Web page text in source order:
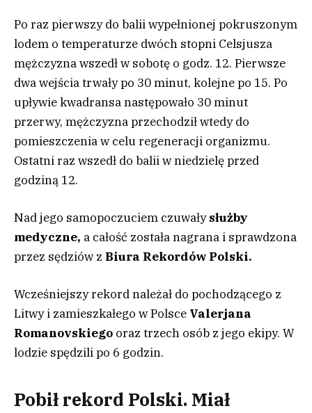
Po raz pierwszy do balii wypełnionej pokruszonym
lodem o temperaturze dwóch stopni Celsjusza
mężczyzna wszedł w sobotę o godz. 12. Pierwsze
dwa wejścia trwały po 30 minut, kolejne po 15. Po
upływie kwadransa następowało 30 minut
przerwy, mężczyzna przechodził wtedy do
pomieszczenia w celu regeneracji organizmu.
Ostatni raz wszedł do balii w niedzielę przed
godziną 12.
Nad jego samopoczuciem czuwałysłużby
medyczne, a całość została nagrana i sprawdzona
przez sędziów z Biura Rekordów Polski.
Wcześniejszy rekord należał do pochodzącego z
Litwy i zamieszkałego w Polsce Valerjana
Romanovskiego oraz trzech osób z jego ekipy. W
lodzie spędzili po 6 godzin.
Pobił rekord Polski. Miał